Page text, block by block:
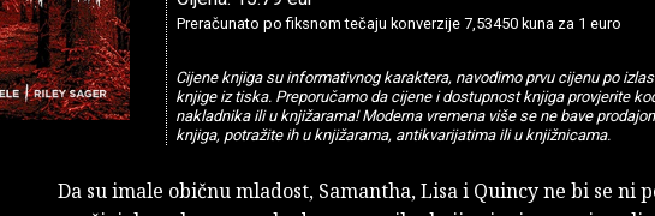
Preračunato po fiksnom tečaju konverzije 7,53450 kuna za 1 euro
Cijene knjiga su informativnog karaktera, navodimo prvu cijenu po
knjige iz tiska. Preporučamo da cijene i dostupnost knjiga provjerite
nakladnika ili u knjižarama! Moderna vremena više se ne bave
knjiga, potražite ih u knjižarama, antikvarijatima ili u knjižnicama.
Da su imale običnu mladost, Samantha, Lisa i Quincy ne bi se ni